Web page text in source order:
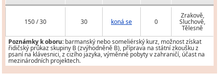
150 / 30 30 koná se 0
Zrakově,
Sluchově,
Tělesně
Poznámky k oboru: barmanský nebo someliérský kurz, možnost získat
řidičský průkaz skupiny B (zvýhodněně B), příprava na státní zkoušku z
psaní na klávesnici, z cizího jazyka, výměnné pobyty v zahraničí, účast na
mezinárodních projektech.